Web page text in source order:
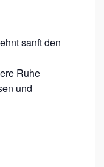
sanft den
Ruhe
und